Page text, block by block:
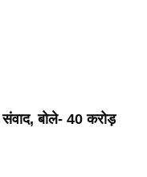
संवाद, बोले- 40 करोड़